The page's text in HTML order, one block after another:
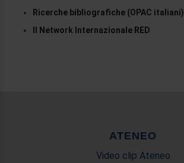
Ricerche bibliografiche (OPAC italiani)
Il Network Internazionale RED
ATENEO
Video clip Ateneo